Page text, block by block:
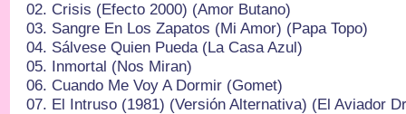
02.⁠ ⁠Crisis (Efecto 2000) (Amor Butano)
03.⁠ ⁠Sangre En Los Zapatos (Mi Amor) (Papa Topo)
04.⁠ ⁠Sálvese Quien Pueda (La Casa Azul)
05.⁠ ⁠Inmortal (Nos Miran)
06.⁠ ⁠Cuando Me Voy A Dormir (Gomet)
07.⁠ ⁠El Intruso (1981) (Versión Alternativa) (El Aviador